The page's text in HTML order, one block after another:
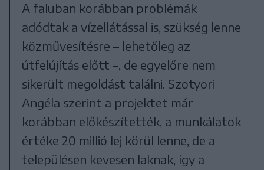
A faluban korábban problémák
adódtak a vízellátással is, szükség lenne
közművesítésre – lehetőleg az
útfelújítás előtt –, de egyelőre nem
sikerült megoldást találni. Szotyori
Angéla szerint a projektet már
korábban előkészítették, a munkálatok
értéke 20 millió lej körül lenne, de a
településen kevesen laknak, így a